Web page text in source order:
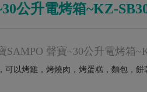
公升電烤箱~KZ-
SAMPO 聲寶~30公升電烤箱
可以烤雞，烤燒肉，烤蛋糕，麵包，餅